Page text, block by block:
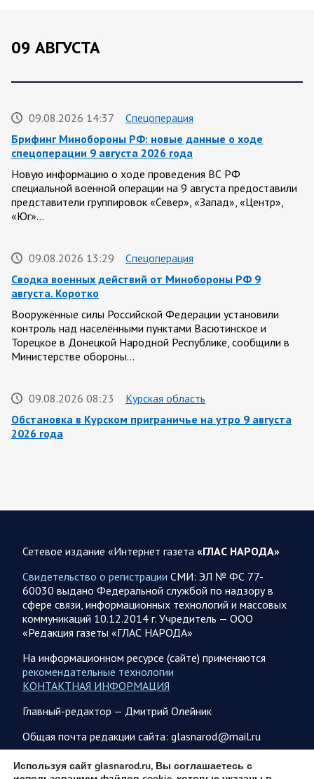
09 АВГУСТА
09.08.2026 14:37
Спецоперация
Брифинг Минобороны РФ: новые данные о ходе
спецоперации 9 августа 2026 года
Новую информацию о ходе проведения ВС РФ
специальной военной операции на 9 августа предоставили
представители группировок «Север», «Запад», «Центр»,
«Юг»…
09.08.2026 13:29
Спецоперация
Сводка военных действий от Минобороны РФ 9
августа. Коротко
Вооружённые силы Российской Федерации установили
контроль над населёнными пунктами Васютинское и
Торецкое в Донецкой Народной Республике, сообщили в
Министерстве обороны…
09.08.2026 08:23
Курская область
Обстановка в Курском приграничье на утро 9 августа
2026 года
08.08.2026 20:10
Украина
Олег Царев об Украине 8 августа
Зеленский совершает первый за время пребывания у власти
визит в Сербию. На пресс-конференции президент этой
страны Вучич воздержался от прямых…
08.08.2026 12:35
Спецоперация
спецоперации 8 августа 2026 года
Новую информацию о ходе проведения ВС РФ
Сетевое издание «Интернет газета «ГЛАС НАРОДА»
Свидетельство о регистрации СМИ: ЭЛ № ФС 77-
60030 выдано Федеральной службой по надзору в
сфере связи, информационных технологий и массовых
коммуникаций 10.12.2014 г. Учредитель — ООО
«Редакция газеты «ГЛАС НАРОДА»
На информационном ресурсе (сайте) применяются
рекомендательные технологии
КОНТАКТНАЯ ИНФОРМАЦИЯ
Главный-редактор — Дмитрий Олейник
Общая почта редакции сайта: glasnarod@mail.ru
ПОДПИСКА
Используя сайт glasnarod.ru, Вы соглашаетесь с